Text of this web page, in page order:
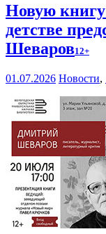
Новую книгу
детстве
Шеваров12+
01.07.2026 Новости,